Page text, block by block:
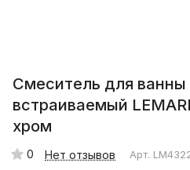
Смеситель для
встраиваемый
хром
0 Нет отзывов Арт.